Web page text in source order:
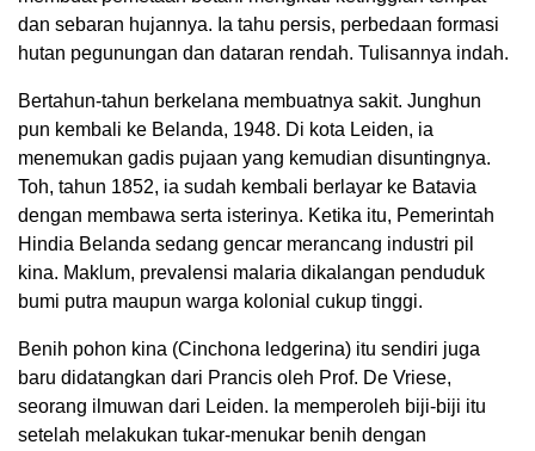
dan sebaran hujannya. Ia tahu persis, perbedaan formasi
hutan pegunungan dan dataran rendah. Tulisannya indah.
Bertahun-tahun berkelana membuatnya sakit. Junghun
pun kembali ke Belanda, 1948. Di kota Leiden, ia
menemukan gadis pujaan yang kemudian disuntingnya.
Toh, tahun 1852, ia sudah kembali berlayar ke Batavia
dengan membawa serta isterinya. Ketika itu, Pemerintah
Hindia Belanda sedang gencar merancang industri pil
kina. Maklum, prevalensi malaria dikalangan penduduk
bumi putra maupun warga kolonial cukup tinggi.
Benih pohon kina (Cinchona ledgerina) itu sendiri juga
baru didatangkan dari Prancis oleh Prof. De Vriese,
seorang ilmuwan dari Leiden. Ia memperoleh biji-biji itu
setelah melakukan tukar-menukar benih dengan